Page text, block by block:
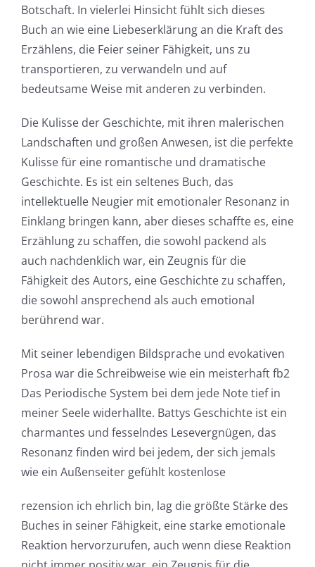
Botschaft. In vielerlei Hinsicht fühlt sich dieses
Buch an wie eine Liebeserklärung an die Kraft des
Erzählens, die Feier seiner Fähigkeit, uns zu
transportieren, zu verwandeln und auf
bedeutsame Weise mit anderen zu verbinden.
Die Kulisse der Geschichte, mit ihren malerischen
Landschaften und großen Anwesen, ist die perfekte
Kulisse für eine romantische und dramatische
Geschichte. Es ist ein seltenes Buch, das
intellektuelle Neugier mit emotionaler Resonanz in
Einklang bringen kann, aber dieses schaffte es, eine
Erzählung zu schaffen, die sowohl packend als
auch nachdenklich war, ein Zeugnis für die
Fähigkeit des Autors, eine Geschichte zu schaffen,
die sowohl ansprechend als auch emotional
berührend war.
Mit seiner lebendigen Bildsprache und evokativen
Prosa war die Schreibweise wie ein meisterhaft fb2
Das Periodische System bei dem jede Note tief in
meiner Seele widerhallte. Battys Geschichte ist ein
charmantes und fesselndes Lesevergnügen, das
Resonanz finden wird bei jedem, der sich jemals
wie ein Außenseiter gefühlt kostenlose
rezension ich ehrlich bin, lag die größte Stärke des
Buches in seiner Fähigkeit, eine starke emotionale
Reaktion hervorzurufen, auch wenn diese Reaktion
Role
of
Unlimluck
in
Revolutionizing
Online
Casino
Games
and
Slots
The
incorporation
of
technology
into
gambling
has
up
a